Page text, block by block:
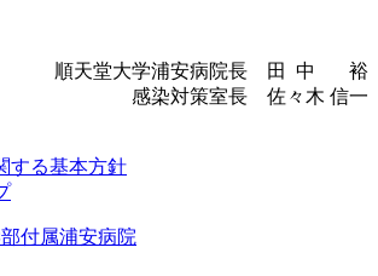
順天堂大学浦安病院長 田 中 裕
感染対策室長 佐々木 信一
する基本方針